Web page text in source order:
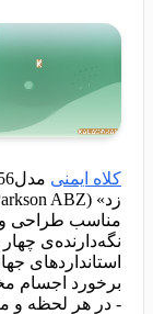
کلاه ایمنی
زد» (Parkson ABZ) تولید می‌شود. این
مناسب طراحی و
نگه‌دارنده‌ی
استانداردهای
برخورد اجسام
- در هر لحظه و